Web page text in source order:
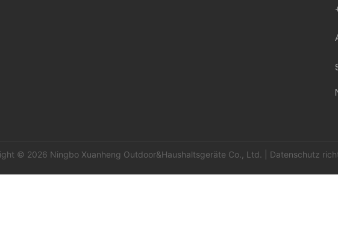
© 2026 Ningbo Xuanheng Outdoor&Haushaltsgeräte Co., Ltd. | Datenschutz